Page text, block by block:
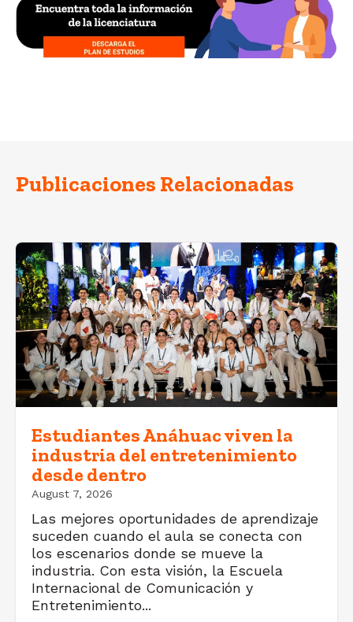
Publicaciones Relacionadas
Estudiantes Anáhuac viven la
industria del entretenimiento
desde dentro
August 7, 2026
Las mejores oportunidades de aprendizaje
suceden cuando el aula se conecta con
los escenarios donde se mueve la
industria. Con esta visión, la Escuela
Internacional de Comunicación y
Entretenimiento...